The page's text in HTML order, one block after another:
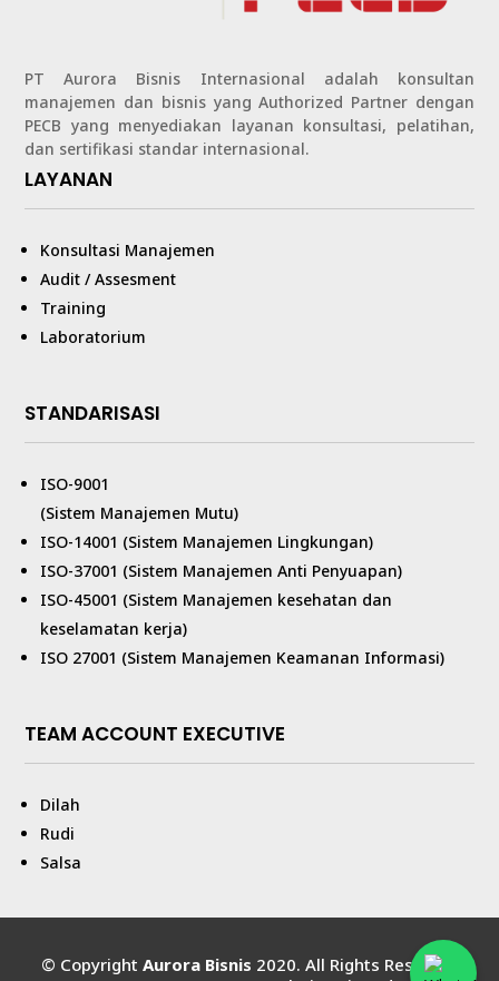
PT Aurora Bisnis Internasional adalah konsultan
manajemen dan bisnis yang Authorized Partner dengan
PECB yang menyediakan layanan konsultasi, pelatihan,
dan sertifikasi standar internasional.
LAYANAN
Konsultasi Manajemen
Audit / Assesment
Training
Laboratorium
STANDARISASI
ISO-9001
(Sistem Manajemen Mutu)
ISO-14001 (Sistem Manajemen Lingkungan)
ISO-37001 (Sistem Manajemen Anti Penyuapan)
ISO-45001 (Sistem Manajemen kesehatan dan
keselamatan kerja)
ISO 27001 (Sistem Manajemen Keamanan Informasi)
TEAM ACCOUNT EXECUTIVE
Dilah
Rudi
Salsa
© Copyright Aurora Bisnis 2020. All Rights Reserved